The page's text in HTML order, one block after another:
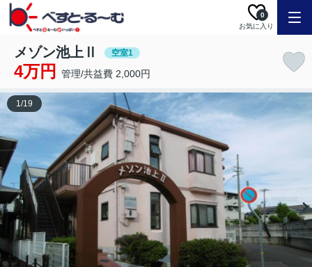
お気に入り
0
メゾン池上Ⅱ 空室1
4万円 管理/共益費 2,000円
1/19